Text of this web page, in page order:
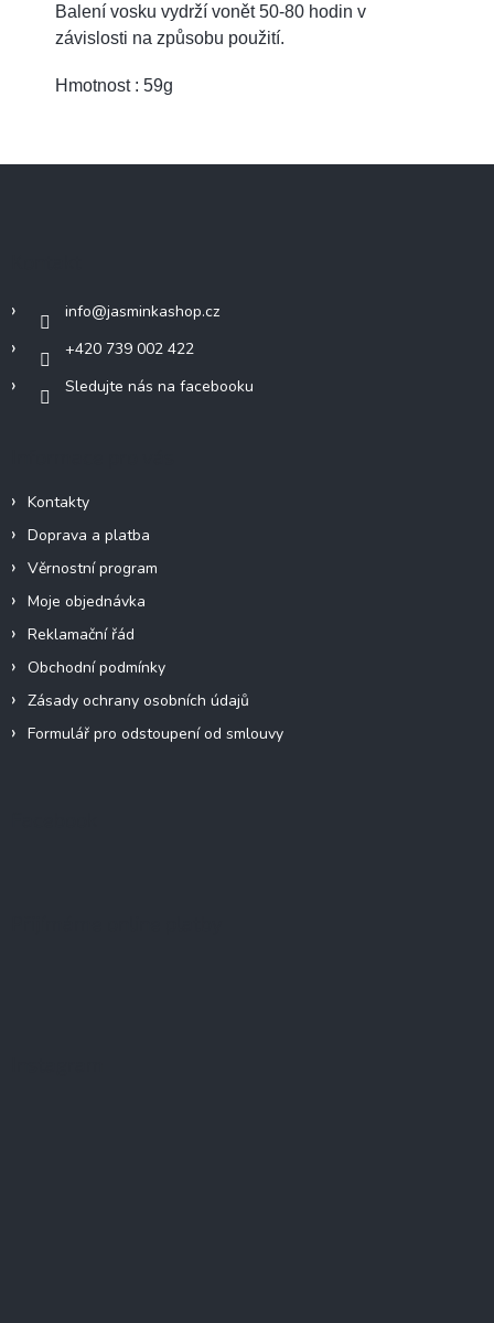
Balení vosku vydrží vonět 50-80 hodin v
závislosti na způsobu použití.
Hmotnost : 59g
info@jasminkashop.cz
+420 739 002 422
Sledujte nás na facebooku
Kontakty
Doprava a platba
Věrnostní program
Moje objednávka
Reklamační řád
Obchodní podmínky
Zásady ochrany osobních údajů
Formulář pro odstoupení od smlouvy